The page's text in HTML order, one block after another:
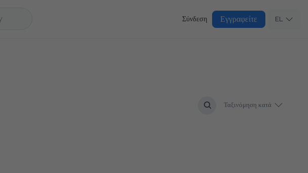
Σύνδεση Εγγραφείτε EL
Ταξινόμηση κατά